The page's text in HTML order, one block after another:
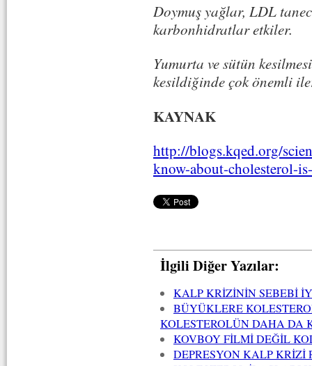
Doymuş yağlar, LDL
karbonhidratlar etkiler.
Yumurta ve sütün
kesildiğinde çok önemli
KAYNAK
http://blogs.kqed.org/
know-about-cholesterol-
İlgili Diğer Yazılar:
KALP KRİZİNİN SEBEBİ
BÜYÜKLERE
KOLESTEROLÜN DAHA DA
KOVBOY FİLMİ DEĞİL
DEPRESYON KALP KRİZİ